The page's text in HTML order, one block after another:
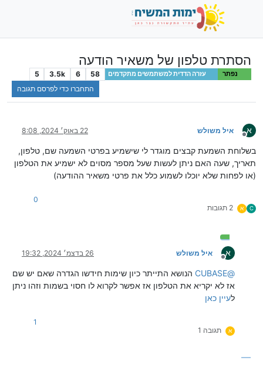
הסתרת טלפון של משאיר הודעה
נפתר עזרה הדדית למשתמשים מתקדמים 58
6
3.5k
5
התחברו כדי לפרסם תגובה
א
מנותק
איל משולש 22 באוק׳ 2024, 8:08
בשלוחת השמעת קבצים מוגדר לי שישמיע בפרטי השמעה שם, טלפון,
תאריך, שעה האם ניתן לעשות שעל מספר מסוים לא ישמיע את הטלפון
(או לפחות שלא יוכלו לשמוע כלל את פרטי משאיר ההודעה)
C א 2 תגובות
0
א
מנותק
איל משולש 26 בדצמ׳ 2024, 19:32
@
CUBASE הנושא התייתר כיון שימות חידשו הגדרה שאם יש שם
אז לא יקריא את הטלפון אז אפשר לקרוא לו חסוי בשמות וזהו ניתן
לעיין כאן
א תגובה 1
1